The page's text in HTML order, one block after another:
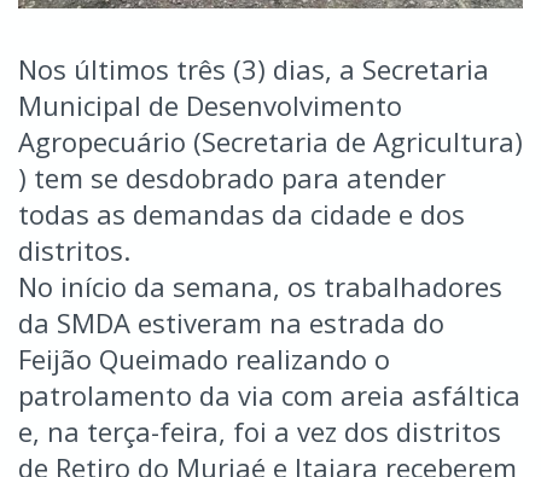
Nos últimos três (3) dias, a Secretaria
Municipal de Desenvolvimento
Agropecuário (Secretaria de Agricultura)
) tem se desdobrado para atender
todas as demandas da cidade e dos
distritos.
No início da semana, os trabalhadores
da SMDA estiveram na estrada do
Feijão Queimado realizando o
patrolamento da via com areia asfáltica
e, na terça-feira, foi a vez dos distritos
de Retiro do Muriaé e Itajara receberem